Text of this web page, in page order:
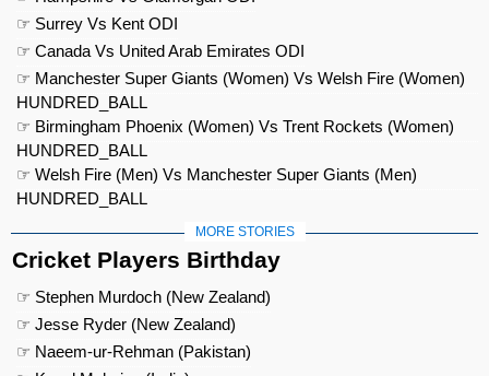
☞ Surrey Vs Kent ODI
☞ Canada Vs United Arab Emirates ODI
☞ Manchester Super Giants (Women) Vs Welsh Fire (Women)
HUNDRED_BALL
☞ Birmingham Phoenix (Women) Vs Trent Rockets (Women)
HUNDRED_BALL
☞ Welsh Fire (Men) Vs Manchester Super Giants (Men)
HUNDRED_BALL
MORE STORIES
Cricket Players Birthday
☞ Stephen Murdoch (New Zealand)
☞ Jesse Ryder (New Zealand)
☞ Naeem-ur-Rehman (Pakistan)